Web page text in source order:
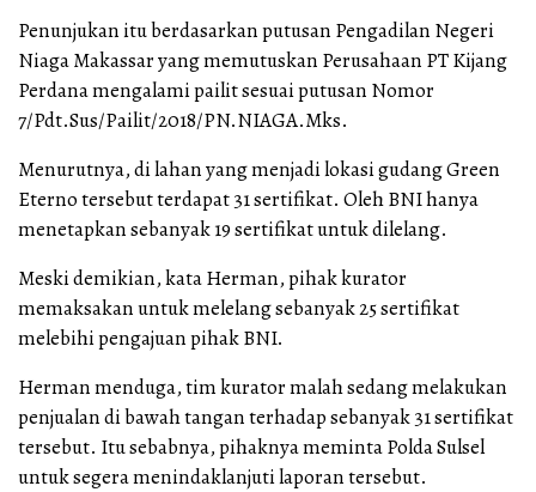
Penunjukan itu berdasarkan putusan Pengadilan Negeri
Niaga Makassar yang memutuskan Perusahaan PT Kijang
Perdana mengalami pailit sesuai putusan Nomor
7/Pdt.Sus/Pailit/2018/PN.NIAGA.Mks.
Menurutnya, di lahan yang menjadi lokasi gudang Green
Eterno tersebut terdapat 31 sertifikat. Oleh BNI hanya
menetapkan sebanyak 19 sertifikat untuk dilelang.
Meski demikian, kata Herman, pihak kurator
memaksakan untuk melelang sebanyak 25 sertifikat
melebihi pengajuan pihak BNI.
Herman menduga, tim kurator malah sedang melakukan
penjualan di bawah tangan terhadap sebanyak 31 sertifikat
tersebut. Itu sebabnya, pihaknya meminta Polda Sulsel
untuk segera menindaklanjuti laporan tersebut.